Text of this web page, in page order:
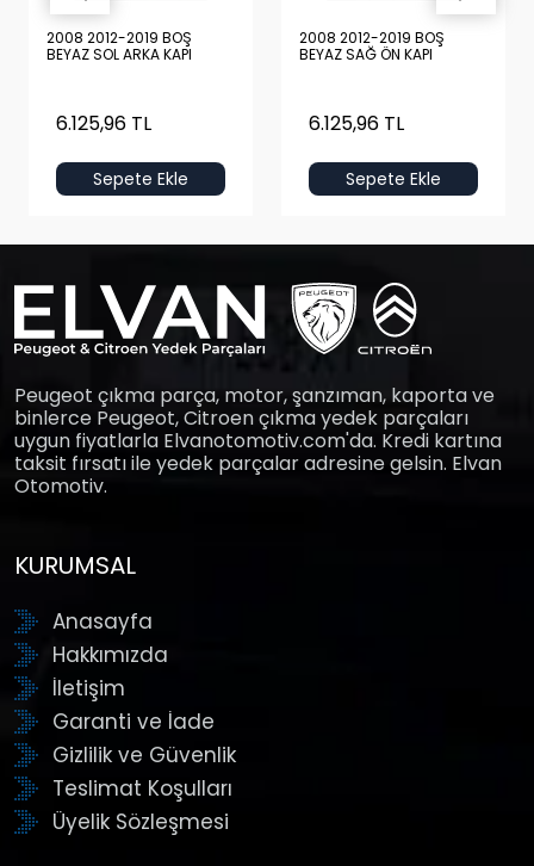
2008 2012-2019 BOŞ
BEYAZ SOL ARKA KAPI
6.125,96 TL
Sepete Ekle
2008 2012-2019 BOŞ
BEYAZ SAĞ ÖN KAPI
6.125,96 TL
Sepete Ekle
Peugeot çıkma parça, motor, şanzıman, kaporta ve
binlerce Peugeot, Citroen çıkma yedek parçaları
uygun fiyatlarla Elvanotomotiv.com'da. Kredi kartına
taksit fırsatı ile yedek parçalar adresine gelsin. Elvan
Otomotiv.
KURUMSAL
Anasayfa
Hakkımızda
İletişim
Garanti ve İade
Gizlilik ve Güvenlik
Teslimat Koşulları
Üyelik Sözleşmesi